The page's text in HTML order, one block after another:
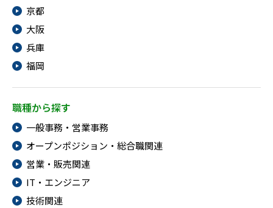
京都
大阪
兵庫
福岡
職種から探す
一般事務・営業事務
オープンポジション・総合職関連
営業・販売関連
IT・エンジニア
技術関連